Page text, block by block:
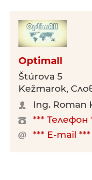
Optimall
Štúrova 5
Kežmarok,
Ing. Roman
*** Телефон
*** E-mail ***